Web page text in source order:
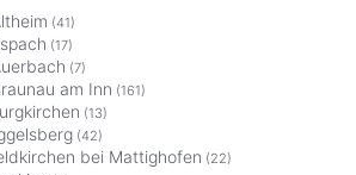
(41)
(17)
(7)
am Inn (161)
(13)
(42)
bei Mattighofen (22)